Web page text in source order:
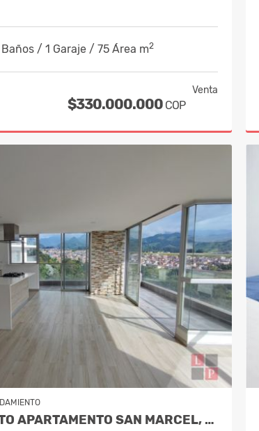
/ 1 Garaje / 75 Área m2
Venta
$330.000.000 COP
ARRENDAMIENTO APARTAMENTO SAN MARCEL, MANIZALES. COD 9985666